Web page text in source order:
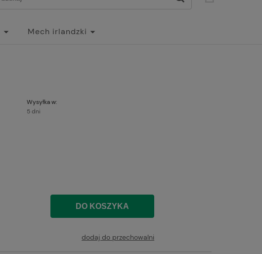
Mech irlandzki
Wysyłka w:
5 dni
DO KOSZYKA
dodaj do przechowalni